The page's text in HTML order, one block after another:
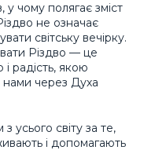
чому полягає зміст
не означає
світську вечірку.
Різдво — це
радість, якою
нами через Духа
усього світу за те,
і допомагають